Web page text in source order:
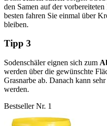
den Samen auf der
besten fahren Sie einmal über
bleiben.
Tipp 3
Sodenschäler eignen sich zum
werden über die gewünschte
Grasnarbe ab. Danach kann
werden.
Bestseller Nr. 1